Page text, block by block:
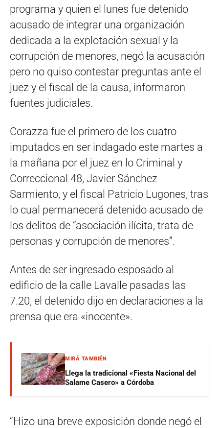
programa y quien el lunes fue detenido
acusado de integrar una organización
dedicada a la explotación sexual y la
corrupción de menores, negó la acusación
pero no quiso contestar preguntas ante el
juez y el fiscal de la causa, informaron
fuentes judiciales.
Corazza fue el primero de los cuatro
imputados en ser indagado este martes a
la mañana por el juez en lo Criminal y
Correccional 48, Javier Sánchez
Sarmiento, y el fiscal Patricio Lugones, tras
lo cual permanecerá detenido acusado de
los delitos de “asociación ilícita, trata de
personas y corrupción de menores”.
Antes de ser ingresado esposado al
edificio de la calle Lavalle pasadas las
7.20, el detenido dijo en declaraciones a la
prensa que era «inocente».
MIRÁ TAMBIÉN
Llega la tradicional «Fiesta Nacional del
Salame Casero» a Córdoba
“Hizo una breve exposición donde negó el